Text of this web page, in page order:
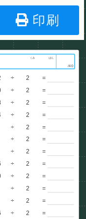
印刷
くみ ばん
/40
÷ 2 =
÷ 2 =
÷ 2 =
÷ 2 =
÷ 2 =
÷ 2 =
÷ 2 =
÷ 2 =
÷ 2 =
÷ 2 =
÷ 2 =
÷ 2 =